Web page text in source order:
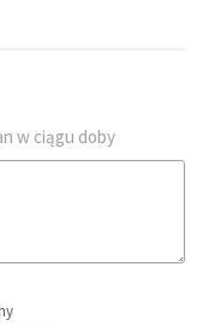
w ciągu doby